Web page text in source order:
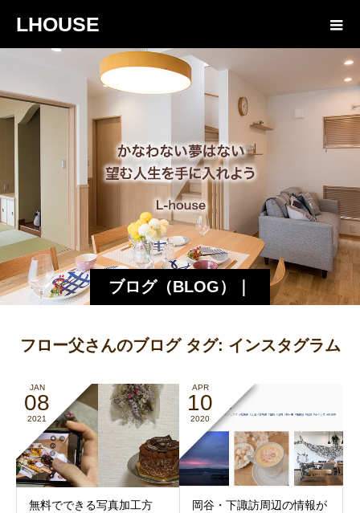
LHOUSE
ブログ（BLOG）｜
エルハウス
フロー父さんのブログ タグ: インスタグラム
JAN
08
2021
無料でできる写真加工方
APR
10
2020
岡谷・下諏訪周辺の情報が